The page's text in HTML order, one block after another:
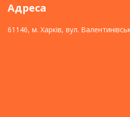
Адреса
61146, м. Харків, вул.